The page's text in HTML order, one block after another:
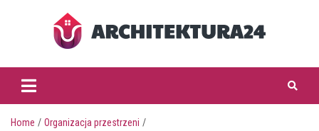
architektura24.pl
Home
Organizacja przestrzeni